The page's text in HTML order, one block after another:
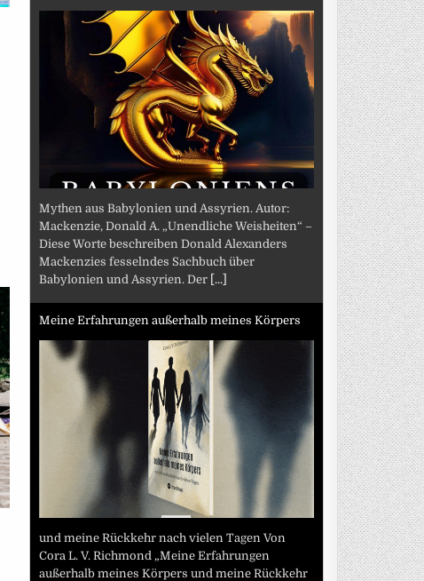
Mythen aus Babylonien und Assyrien. Autor:
Mackenzie, Donald A. „Unendliche Weisheiten“ –
Diese Worte beschreiben Donald Alexanders
Mackenzies fesselndes Sachbuch über
Babylonien und Assyrien. Der [...]
Meine Erfahrungen außerhalb meines Körpers
und meine Rückkehr nach vielen Tagen Von
Cora L. V. Richmond „Meine Erfahrungen
außerhalb meines Körpers und meine Rückkehr